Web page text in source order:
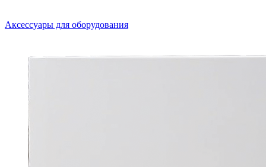
Аксессуары для оборудования